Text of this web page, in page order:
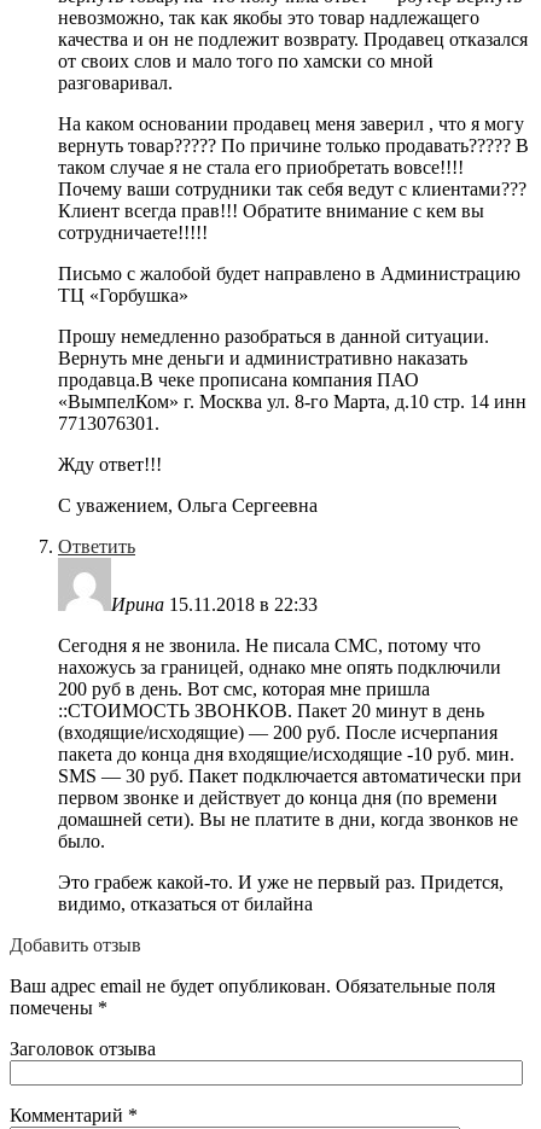
невозможно, так как якобы это товар надлежащего
качества и он не подлежит возврату. Продавец отказался
от своих слов и мало того по хамски со мной
разговаривал.
На каком основании продавец меня заверил , что я могу
вернуть товар????? По причине только продавать????? В
таком случае я не стала его приобретать вовсе!!!!
Почему ваши сотрудники так себя ведут с клиентами???
Клиент всегда прав!!! Обратите внимание с кем вы
сотрудничаете!!!!!
Письмо с жалобой будет направлено в Администрацию
ТЦ «Горбушка»
Прошу немедленно разобраться в данной ситуации.
Вернуть мне деньги и административно наказать
продавца.В чеке прописана компания ПАО
«ВымпелКом» г. Москва ул. 8-го Марта, д.10 стр. 14 инн
7713076301.
Жду ответ!!!
С уважением, Ольга Сергеевна
Ответить
Ирина 15.11.2018 в 22:33
Сегодня я не звонила. Не писала СМС, потому что
нахожусь за границей, однако мне опять подключили
200 руб в день. Вот смс, которая мне пришла
::СТОИМОСТЬ ЗВОНКОВ. Пакет 20 минут в день
(входящие/исходящие) — 200 руб. После исчерпания
пакета до конца дня входящие/исходящие -10 руб. мин.
SMS — 30 руб. Пакет подключается автоматически при
первом звонке и действует до конца дня (по времени
домашней сети). Вы не платите в дни, когда звонков не
было.
Это грабеж какой-то. И уже не первый раз. Придется,
видимо, отказаться от билайна
Добавить отзыв
Ваш адрес email не будет опубликован. Обязательные поля
помечены *
Заголовок отзыва
Комментарий *